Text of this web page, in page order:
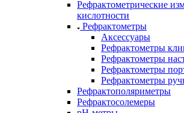
Рефрактометрические
кислотности
Рефрактометры
Аксессуары
Рефрактометры
Рефрактометры
Рефрактометры
Рефрактометры
Рефрактополяриметры
Рефрактосолемеры